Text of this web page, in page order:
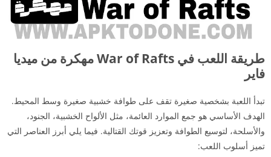
طريقة اللعب في War of Rafts مهكرة من ميديا
فاير
تبدأ اللعبة بشخصية صغيرة تقف على طوافة خشبية صغيرة وسط المحيط.
الهدف الأساسي هو جمع الموارد العائمة، مثل الألواح الخشبية، الجنود،
والأسلحة، لتوسيع الطوافة وتعزيز قوتك القتالية. فيما يلي أبرز العناصر التي
تميز أسلوب اللعب: